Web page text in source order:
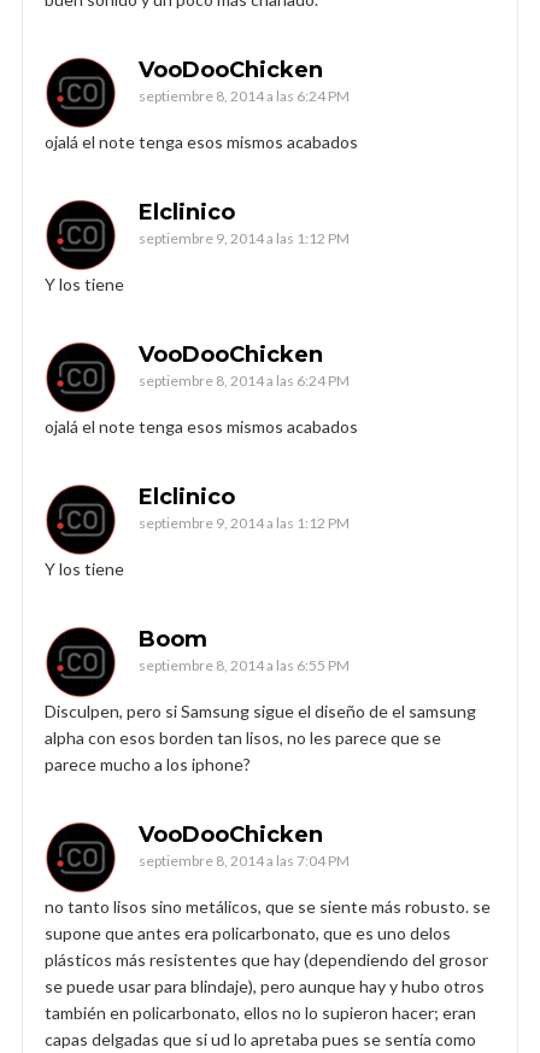
VooDooChicken
septiembre 8, 2014 a las 6:24 PM
ojalá el note tenga esos mismos acabados
Elclinico
septiembre 9, 2014 a las 1:12 PM
Y los tiene
VooDooChicken
septiembre 8, 2014 a las 6:24 PM
ojalá el note tenga esos mismos acabados
Elclinico
septiembre 9, 2014 a las 1:12 PM
Y los tiene
Boom
septiembre 8, 2014 a las 6:55 PM
Disculpen, pero si Samsung sigue el diseño de el samsung
alpha con esos borden tan lisos, no les parece que se
parece mucho a los iphone?
VooDooChicken
septiembre 8, 2014 a las 7:04 PM
no tanto lisos sino metálicos, que se siente más robusto. se
supone que antes era policarbonato, que es uno delos
plásticos más resistentes que hay (dependiendo del grosor
se puede usar para blindaje), pero aunque hay y hubo otros
también en policarbonato, ellos no lo supieron hacer; eran
capas delgadas que si ud lo apretaba pues se sentía como